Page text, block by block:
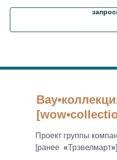
Проект группы
[ранее «Трэвелмарт»]